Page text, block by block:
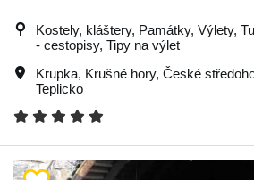
Kostely, kláštery, Památky, Výlety,
- cestopisy, Tipy na výlet
Krupka, Krušné hory, České
Teplicko